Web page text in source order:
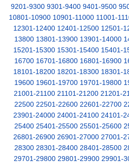
9201-9300 9301-9400 9401-9500
10801-10900 10901-11000 11001-
12301-12400 12401-12500 12501-
13800 13801-13900 13901-14000
15201-15300 15301-15400 15401-
16700 16701-16800 16801-16900
18101-18200 18201-18300 18301-
19600 19601-19700 19701-19800
21001-21100 21101-21200 21201-
22500 22501-22600 22601-22700
23901-24000 24001-24100 24101-
25400 25401-25500 25501-25600
26801-26900 26901-27000 27001-
28300 28301-28400 28401-28500
29701-29800 29801-29900 29901-